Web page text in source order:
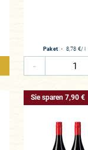
Paket ・ 8,78 €/ l
-
Sie sparen 7,90 €